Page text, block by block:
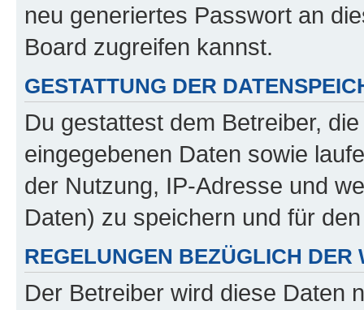
neu generiertes Passwort an
Board zugreifen kannst.
GESTATTUNG DER
Du gestattest dem Betreiber,
eingegebenen Daten sowie
der Nutzung, IP-Adresse und
Daten) zu speichern und für
REGELUNGEN BEZÜGLICH DER
Der Betreiber wird diese Daten